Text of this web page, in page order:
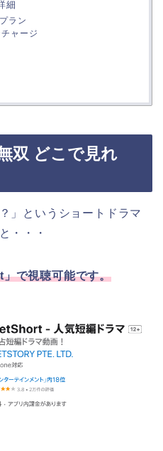
細
ラン
ャージ
双 どこで見れ
」というショートドラマ
・・・
で視聴可能です。